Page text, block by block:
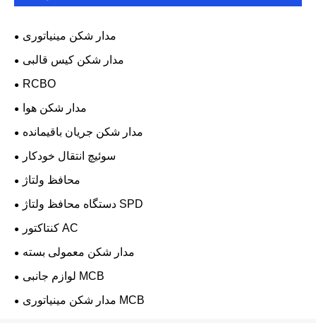
مدار شکن مینیاتوری
مدار شکن کیس قالبی
RCBO
مدار شکن هوا
مدار شکن جریان باقیمانده
سوئیچ انتقال خودکار
محافظ ولتاژ
دستگاه محافظ ولتاژ SPD
کنتاکتور AC
مدار شکن معمولی بسته
لوازم جانبی MCB
مدار شکن مینیاتوری MCB